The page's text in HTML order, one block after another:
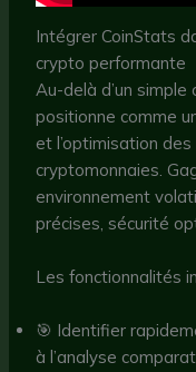
Intégrer CoinStats
crypto performante
Au-delà d’un simple
positionne comme
et l’optimisation
cryptomonnaies.
environnement
précises, sécurité
Les fonctionnalités
🎯 Identifier
à l’analyse